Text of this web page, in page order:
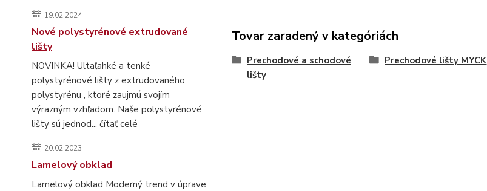
19.02.2024
Nové polystyrénové extrudované
lišty
NOVINKA! Ultaľahké a tenké
polystyrénové lišty z extrudovaného
polystyrénu , ktoré zaujmú svojím
výrazným vzhľadom. Naše polystyrénové
lišty sú jednod... čítať celé
20.02.2023
Lamelový obklad
Lamelový obklad Moderný trend v úprave
Tovar zaradený v kategóriách
Prechodové a schodové
lišty
Prechodové lišty MYCK